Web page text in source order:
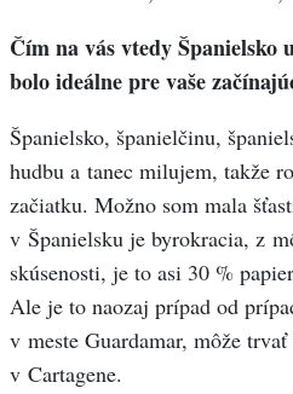
Čím na vás vtedy
bolo ideálne pre vaše
Španielsko, španielčinu,
hudbu a tanec milujem, takže
začiatku. Možno som mala
v Španielsku je byrokracia, z
skúsenosti, je to asi 30 %
Ale je to naozaj prípad od
v meste Guardamar, môže
v Cartagene.